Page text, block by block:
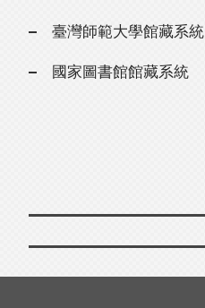
臺灣師範大學館藏系統
國家圖書館館藏系統